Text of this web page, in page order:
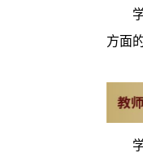
方面